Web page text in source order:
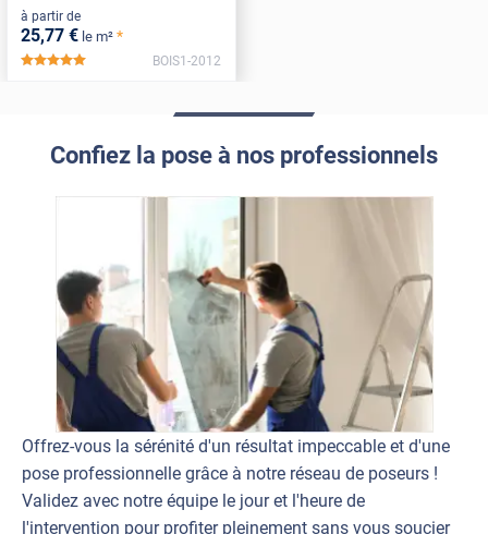
à partir de
25,77 € le m² *
*****
BOIS1-2012
Confiez la pose à nos professionnels
Offrez-vous la sérénité d'un résultat impeccable et d'une
pose professionnelle grâce à notre réseau de poseurs !
Validez avec notre équipe le jour et l'heure de
l'intervention pour profiter pleinement sans vous soucier